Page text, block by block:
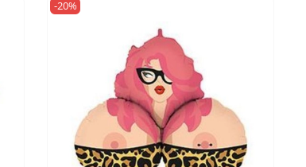
-20%